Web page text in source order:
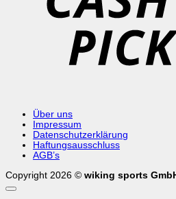
Über uns
Impressum
Datenschutzerklärung
Haftungsausschluss
AGB’s
Copyright 2026 © wiking sports